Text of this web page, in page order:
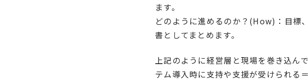
ます。
どのように進めるのか？(How)：目標
書としてまとめます。
上記のように経営層と現場を巻き込ん
テム導入時に支持や支援が受けられる